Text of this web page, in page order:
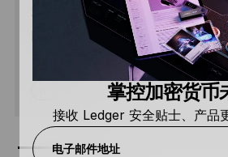
私钥处于离线状态时，您是如
4 分钟
掌控加密货币
接收 Ledger 安全贴士、产品
电子邮件地址